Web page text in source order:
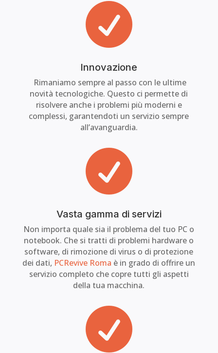

Innovazione
Rimaniamo sempre al passo con le ultime
novità tecnologiche. Questo ci permette di
risolvere anche i problemi più moderni e
complessi, garantendoti un servizio sempre
all’avanguardia.

Vasta gamma di servizi
Non importa quale sia il problema del tuo PC o
notebook. Che si tratti di problemi hardware o
software, di rimozione di virus o di protezione
dei dati, PCRevive Roma è in grado di offrire un
servizio completo che copre tutti gli aspetti
della tua macchina.
